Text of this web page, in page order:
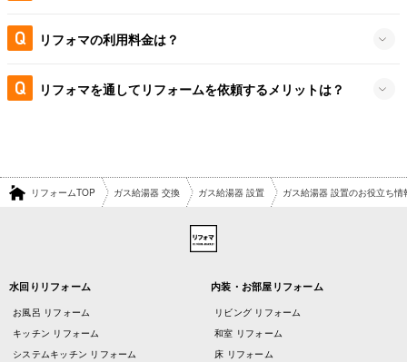
リフォマの利用料金は？
リフォマを通してリフォームを依頼するメリットは？
リフォームTOP ガス給湯器 交換 ガス給湯器 設置 ガス給湯器 設置のお役立ち情
水回りリフォーム
お風呂 リフォーム
キッチン リフォーム
システムキッチン リフォーム
内装・お部屋リフォーム
リビング リフォーム
和室 リフォーム
床 リフォーム